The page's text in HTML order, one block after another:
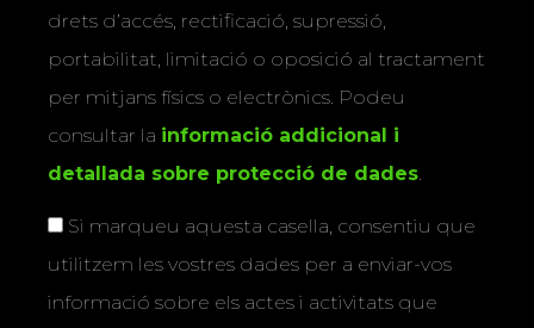
drets d’accés, rectificació, supressió,
portabilitat, limitació o oposició al tractament
per mitjans físics o electrònics. Podeu
consultar la informació addicional i
detallada sobre protecció de dades.
Si marqueu aquesta casella, consentiu que
utilitzem les vostres dades per a enviar-vos
informació sobre els actes i activitats que